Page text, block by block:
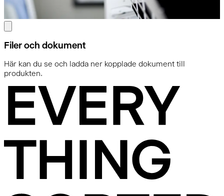
Filer och dokument
Här kan du se och ladda ner kopplade dokument till
produkten.